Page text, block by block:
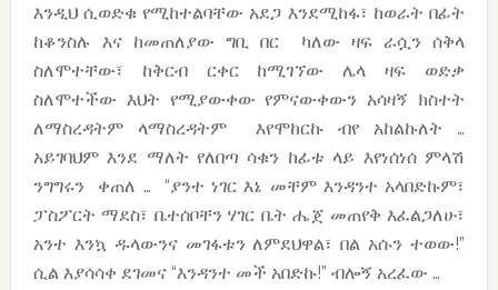
እንዲህ ሲወድቁ የሚከተልባቸው አደጋ እንደሚከፋ፣ ከወራት በፊት
ከቆንስሉ እና ከመጠለያው ግቢ በር ካለው ዛፍ ራሷን ሰቅላ
ስለሞተቸው፣ ከቅርብ ርቀር ከሚገኘው ሌላ ዛፍ ወድቃ
ስለሞተችው እህት የሚያውቀው የምናውቀውን አሳዛኝ ክስተት
ለማስረዳትም ላማስረዳትም እየሞከርኩ ብየ አከልኩለት …
አይገባህም እንደ ማለት የለበጣ ሳቁን ከፊቱ ላይ እየነሰነሰ ምላሽ
ንግግሩን ቀጠለ … “ያንተ ነገር እኔ መቸም እንዳንተ አላበድኩም፣
ፓስፖርት ማደስ፣ ቤተሰቦቸን ሃገር ቤት ሔጀ መጠየቅ እፈልጋለሁ፣
አንተ እንኳ ዱላውንና መገፋቱን ለምደህዋል፣ በል አሱን ተወው!”
ሲል እያሳሳቀ ደገመና “እንዳንተ መች አበድኩ!” ብሎኝ አረፈው …